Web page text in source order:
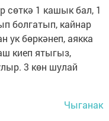
сөткә 1 кашык бал, 1
болгатып, кайнар
ук бөркәнеп, аякка
киеп ятыгыз,
3 көн шулай
Чыганак